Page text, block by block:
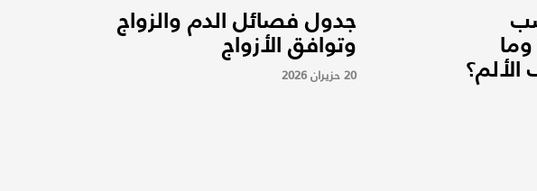
الألم؟
جدول فصائل الدم والزواج
وتوافق الأزواج
20 حزيران 2026